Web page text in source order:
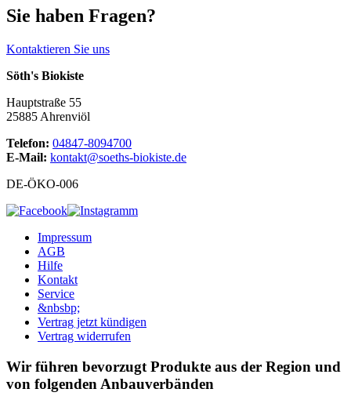
Sie haben Fragen?
Kontaktieren Sie uns
Söth's Biokiste
Hauptstraße 55
25885 Ahrenviöl
Telefon: 04847-8094700
E-Mail: kontakt@soeths-biokiste.de
DE-ÖKO-006
Impressum
AGB
Hilfe
Kontakt
Service
&nbsbp;
Vertrag jetzt kündigen
Vertrag widerrufen
Wir führen bevorzugt Produkte aus der Region und
von folgenden Anbauverbänden